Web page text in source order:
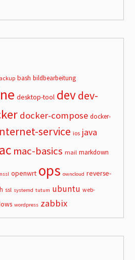
bash bildbearbeitung
desktop-tool devdev-
docker-compose docker-
service ios java
mac-basics mail markdown
openwrt ops owncloud reverse-
ssl systemd tutum ubuntu web-
wordpress zabbix